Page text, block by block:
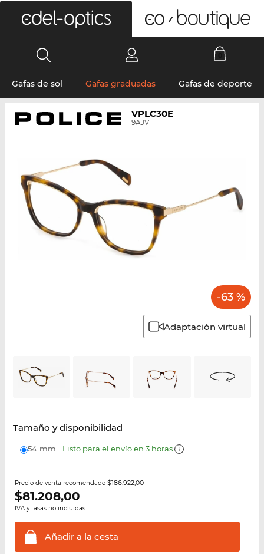
Gafas de sol Gafas graduadas Gafas de deporte
VPLC30E
9AJV
-63 %
Adaptación virtual
Tamaño y disponibilidad
54 mm Listo para el envío en 3 horas
Precio de venta recomendado $186.922,00
$81.208,00
IVA y tasas no incluidas
Añadir a la cesta